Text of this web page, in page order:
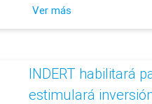
Ver más
INDERT habilitará
estimulará